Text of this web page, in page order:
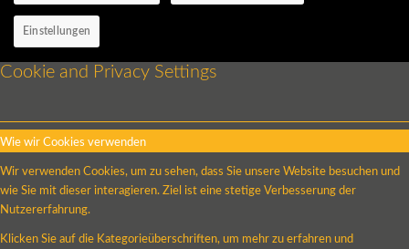
Einstellungen
Cookie and Privacy Settings
Wie wir Cookies verwenden
Wir verwenden Cookies, um zu sehen, dass Sie unsere Website besuchen und
wie Sie mit dieser interagieren. Ziel ist eine stetige Verbesserung der
Nutzererfahrung.
Klicken Sie auf die Kategorieüberschriften, um mehr zu erfahren und